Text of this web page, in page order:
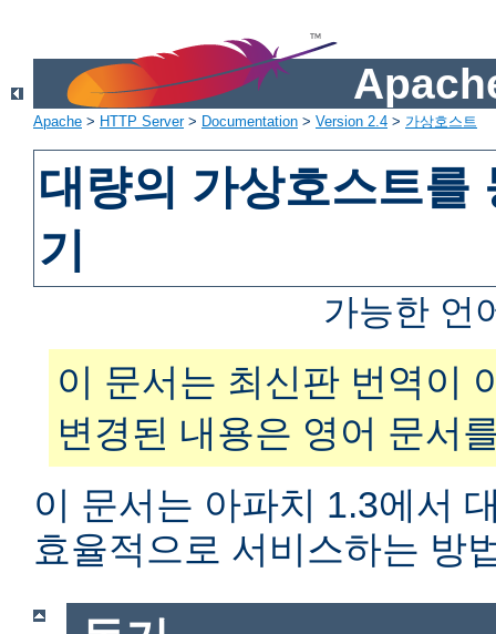
Apache > HTTP Server> Documentation > Version 2.4 > 가상호스트
대량의 가상호스트를
기
가능한 언
이 문서는 최신판 번역이
변경된 내용은 영어 문서
이 문서는 아파치 1.3에서
효율적으로 서비스하는 방